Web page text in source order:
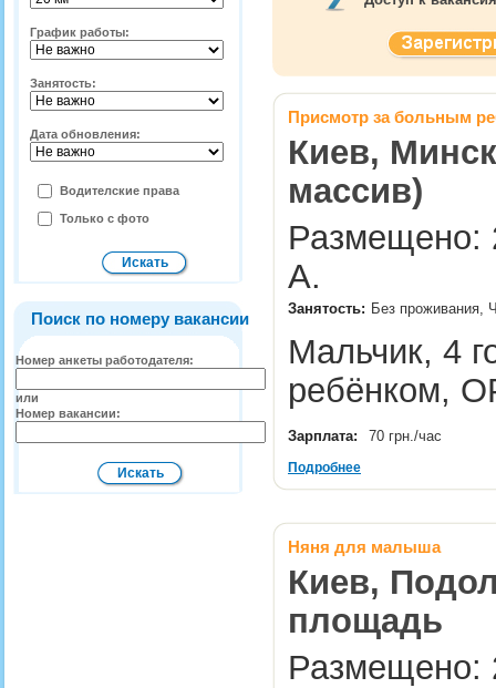
График работы:
Занятость:
Дата обновления:
Водителские права
Только с фото
Поиск по номеру вакансии
Номер анкеты работодателя:
или
Номер вакансии:
Присмотр за больным
Киев,
массив)
Размещено:
А.
Занятость: Без проживания,
Мальчик, 4
ребёнком,
Зарплата: 70 грн./час
Подробнее
Няня для малыша
Киев,
площадь
Размещено: